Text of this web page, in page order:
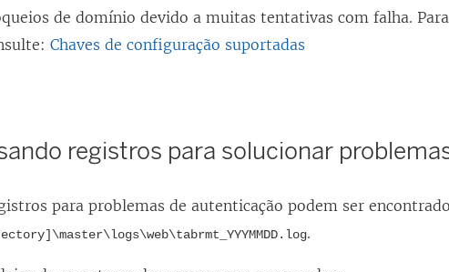
de domínio devido a muitas tentativas com falha.
Chaves de configuração suportadas
registros para solucionar
para problemas de autenticação podem ser
.